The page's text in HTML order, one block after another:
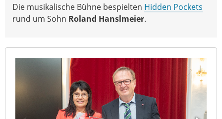
Die musikalische Bühne bespielten Hidden Pockets
rund um Sohn Roland Hanslmeier.